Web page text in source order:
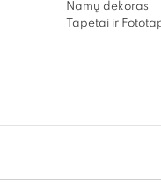
Namų dekoras
Tapetai ir